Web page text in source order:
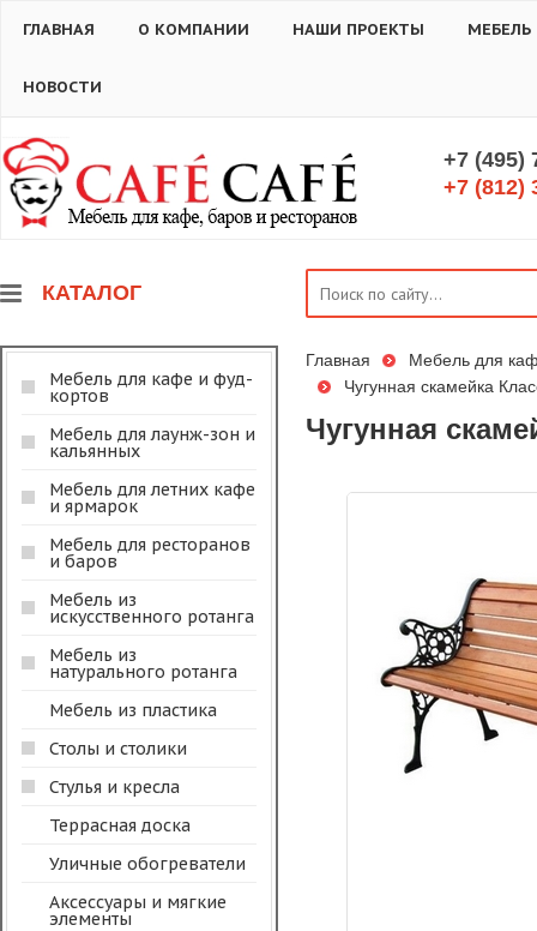
ГЛАВНАЯ О КОМПАНИИ НАШИ ПРОЕКТЫ
НОВОСТИ
+7 (495)
+7 (812)
КАТАЛОГ
Мебель для кафе и фуд-
кортов
Мебель для лаунж-зон и
кальянных
Мебель для летних кафе
и ярмарок
Мебель для ресторанов
и баров
Мебель из
искусственного ротанга
Мебель из
натурального ротанга
Мебель из пластика
Столы и столики
Стулья и кресла
Террасная доска
Уличные обогреватели
Аксессуары и мягкие
элементы
Главная
Мебель для
Чугунная скамейка
Чугунная